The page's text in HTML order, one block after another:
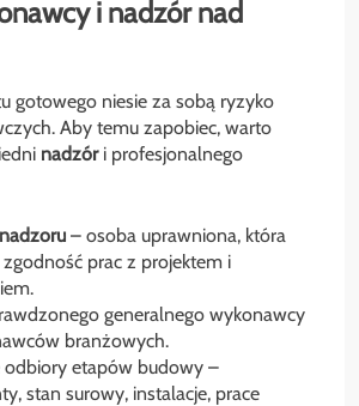
i nadzór nad
gotowego niesie za sobą ryzyko
Aby temu zapobiec, warto
nadzóri profesjonalnego
– osoba uprawniona, która
prac z projektem i
generalnego wykonawcy
branżowych.
odbiory etapów budowy –
stan surowy, instalacje, prace